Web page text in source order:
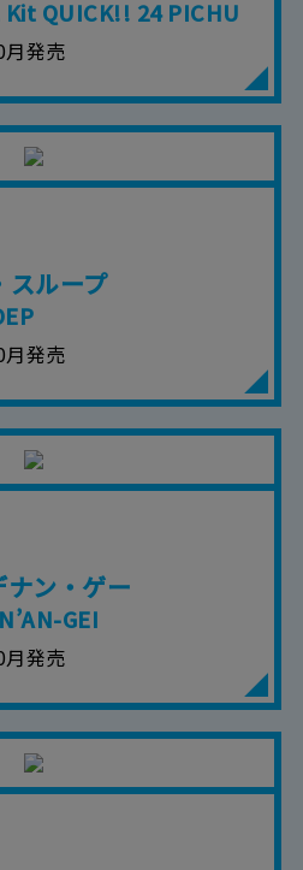
QUICK!! 24 PICHU
発売
スループ
発売
ン・ゲー
GEI
発売